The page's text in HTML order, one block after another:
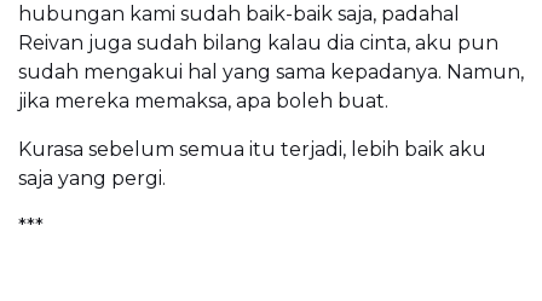
hubungan kami sudah baik-baik saja, padahal
Reivan juga sudah bilang kalau dia cinta, aku pun
sudah mengakui hal yang sama kepadanya. Namun,
jika mereka memaksa, apa boleh buat.
Kurasa sebelum semua itu terjadi, lebih baik aku
saja yang pergi.
***